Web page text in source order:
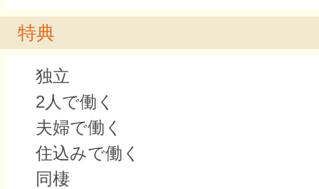
特典
独立
2人で働く
夫婦で働く
住込みで働く
同棲